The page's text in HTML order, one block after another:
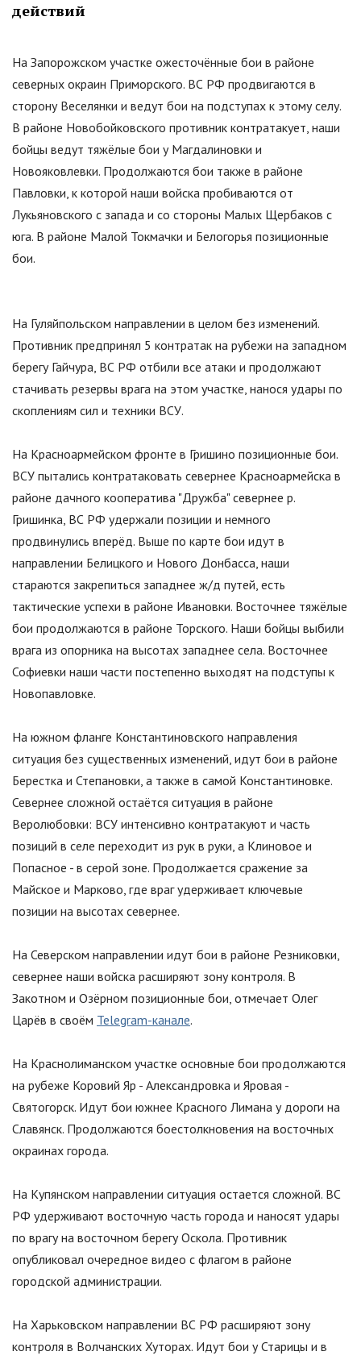
действий
На Запорожском участке ожесточённые бои в районе
северных окраин Приморского. ВС РФ продвигаются в
сторону Веселянки и ведут бои на подступах к этому селу.
В районе Новобойковского противник контратакует, наши
бойцы ведут тяжёлые бои у Магдалиновки и
Новояковлевки. Продолжаются бои также в районе
Павловки, к которой наши войска пробиваются от
Лукьяновского с запада и со стороны Малых Щербаков с
юга. В районе Малой Токмачки и Белогорья позиционные
бои.
На Гуляйпольском направлении в целом без изменений.
Противник предпринял 5 контратак на рубежи на западном
берегу Гайчура, ВС РФ отбили все атаки и продолжают
стачивать резервы врага на этом участке, нанося удары по
скоплениям сил и техники ВСУ.
На Красноармейском фронте в Гришино позиционные бои.
ВСУ пытались контратаковать севернее Красноармейска в
районе дачного кооператива "Дружба"севернее р.
Гришинка, ВС РФ удержали позиции и немного
продвинулись вперёд. Выше по карте бои идут в
направлении Белицкого и Нового Донбасса, наши
стараются закрепиться западнее ж/д путей, есть
тактические успехи в районе Ивановки. Восточнее тяжёлые
бои продолжаются в районе Торского. Наши бойцы выбили
врага из опорника на высотах западнее села. Восточнее
Софиевки наши части постепенно выходят на подступы к
Новопавловке.
На южном фланге Константиновского направления
ситуация без существенных изменений, идут бои в районе
Берестка и Степановки, а также в самой Константиновке.
Севернее сложной остаётся ситуация в районе
Веролюбовки: ВСУ интенсивно контратакуют и часть
позиций в селе переходит из рук в руки, а Клиновое и
Попасное - в серой зоне. Продолжается сражение за
Майское и Марково, где враг удерживает ключевые
позиции на высотах севернее.
На Северском направлении идут бои в районе Резниковки,
севернее наши войска расширяют зону контроля. В
Закотном и Озёрном позиционные бои, отмечает Олег
Царёв в своём Telegram-канале.
На Краснолиманском участке основные бои продолжаются
на рубеже Коровий Яр - Александровка и Яровая -
Святогорск. Идут бои южнее Красного Лимана у дороги на
Славянск. Продолжаются боестолкновения на восточных
окраинах города.
На Купянском направлении ситуация остается сложной. ВС
РФ удерживают восточную часть города и наносят удары
по врагу на восточном берегу Оскола. Противник
опубликовал очередное видео с флагом в районе
городской администрации.
На Харьковском направлении ВС РФ расширяют зону
контроля в Волчанских Хуторах. Идут бои у Старицы и в